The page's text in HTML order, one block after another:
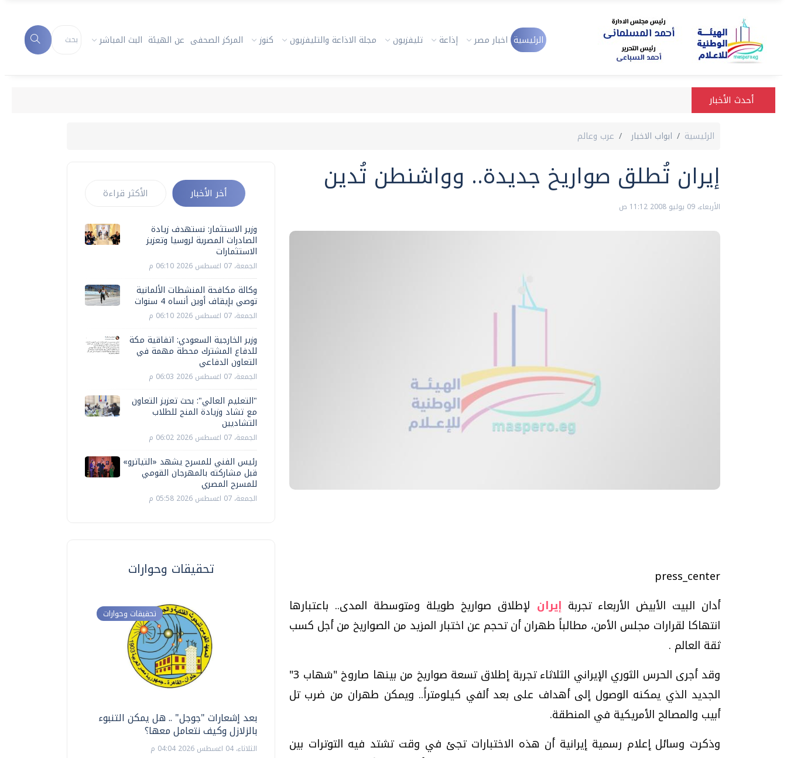
الرئيسية اخبار مصر إذاعة تليفزيون مجلة الاذاعة والتليفزيون كنوز المركز الصحفى عن الهيئة البث المباشر
أحدث الأخبار
الرئيسية ابواب الاخبار عرب وعالم
إيران تُطلق صواريخ جديدة.. وواشنطن تُدين
الأربعاء، 09 يوليو 2008 11:12 ص
press_center
أدان البيت الأبيض الأربعاء تجربة إيران لإطلاق صواريخ طويلة ومتوسطة المدى.. باعتبارها
انتهاكا لقرارات مجلس الأمن، مطالباً طهران أن تحجم عن اختبار المزيد من الصواريخ من أجل كسب
ثقة العالم .
وقد أجرى الحرس الثوري الإيراني الثلاثاء تجربة إطلاق تسعة صواريخ من بينها صاروخ "شهاب 3"
الجديد الذي يمكنه الوصول إلى أهداف على بعد ألفي كيلومتراً.. ويمكن طهران من ضرب تل
أبيب والمصالح الأمريكية في المنطقة.
وذكرت وسائل إعلام رسمية إيرانية أن هذه الاختبارات تجئ في وقت تشتد فيه التوترات بين
أخر الأخبار الأكثر قراءة
وزير الاستثمار: نستهدف زيادة
الصادرات المصرية لروسيا وتعزيز
الاستثمارات
الجمعة، 07 اغسطس 2026 06:10 م
وكالة مكافحة المنشطات الألمانية
توصي بإيقاف أوين أنساه 4 سنوات
الجمعة، 07 اغسطس 2026 06:10 م
وزير الخارجية السعودي: اتفاقية مكة
للدفاع المشترك محطة مهمة في
التعاون الدفاعي
الجمعة، 07 اغسطس 2026 06:03 م
"التعليم العالي": بحث تعزيز التعاون
مع تشاد وزيادة المنح للطلاب
التشاديين
الجمعة، 07 اغسطس 2026 06:02 م
رئيس الفني للمسرح يشهد «التياترو»
قبل مشاركته بالمهرجان القومي
للمسرح المصري
الجمعة، 07 اغسطس 2026 05:58 م
تحقيقات وحوارات
تحقيقات وحوارات
بعد إشعارات "جوجل" .. هل يمكن التنبوء
بالزلازل وكيف نتعامل معها؟
الثلاثاء، 04 اغسطس 2026 04:04 م
تحقيقات وحوارات
السبت، 01 اغسطس 2026 10:25 ص
تحقيقات وحوارات
فيديو.. الإعلام الرقمي.. تقنيات واعدة
الخميس، 30 يوليو 2026 01:09 م
تحقيقات وحوارات
موجات الطقس الساخنة.. لماذا تحدث وكيف